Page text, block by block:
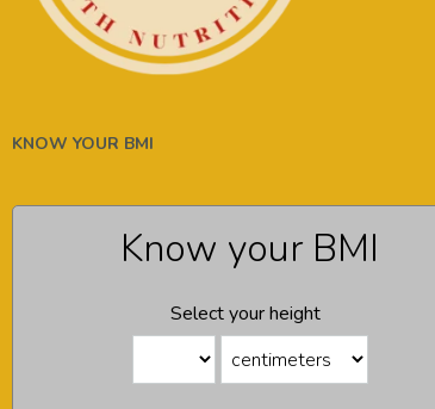
KNOW YOUR BMI
Know your BMI
Select your height